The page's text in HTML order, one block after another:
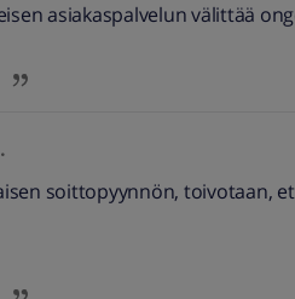
asiakaspalvelun välittää
soittopyynnön, toivotaan,